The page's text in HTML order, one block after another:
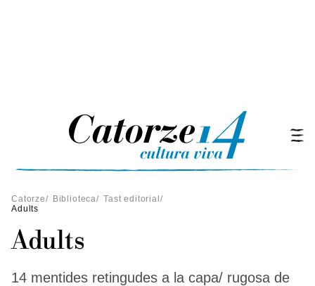
Catorze/ Biblioteca/ Tast editorial /
Adults
Adults
14 mentides retingudes a la capa/ rugosa de